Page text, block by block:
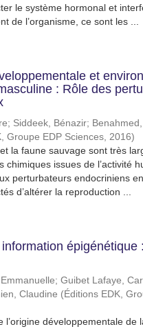
le système hormonal et
de l’organisme, ce sont les ...
et
: Rôle des
; Siddeek, Bénazir;
Groupe EDP Sciences, 2016)
la faune sauvage sont très
chimiques issues de l’activité
perturbateurs endocriniens
d’altérer la reproduction ...
épigénétique
; Guibet Lafaye,
Claudine (Éditions EDK,
l’origine développementale de